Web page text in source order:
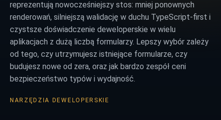
reprezentują nowocześniejszy stos: mniej ponownych
renderowań, silniejszą walidację w duchu TypeScript-first i
czystsze doświadczenie deweloperskie w wielu
aplikacjach z dużą liczbą formularzy. Lepszy wybór zależy
od tego, czy utrzymujesz istniejące formularze, czy
budujesz nowe od zera, oraz jak bardzo zespół ceni
bezpieczeństwo typów i wydajność.
NARZĘDZIA DEWELOPERSKIE